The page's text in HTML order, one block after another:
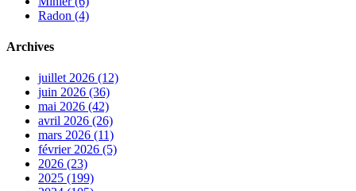
Radon (4)
Archives
juillet 2026 (12)
juin 2026 (36)
mai 2026 (42)
avril 2026 (26)
mars 2026 (11)
février 2026 (5)
2026 (23)
2025 (199)